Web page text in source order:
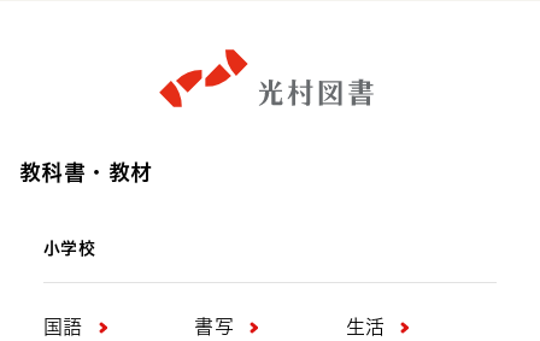
教科書・教材
小学校
国語 書写 生活